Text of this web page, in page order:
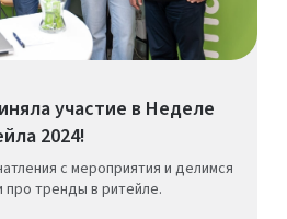
участие в Неделе
2024!
с мероприятия и делимся
тренды в ритейле.